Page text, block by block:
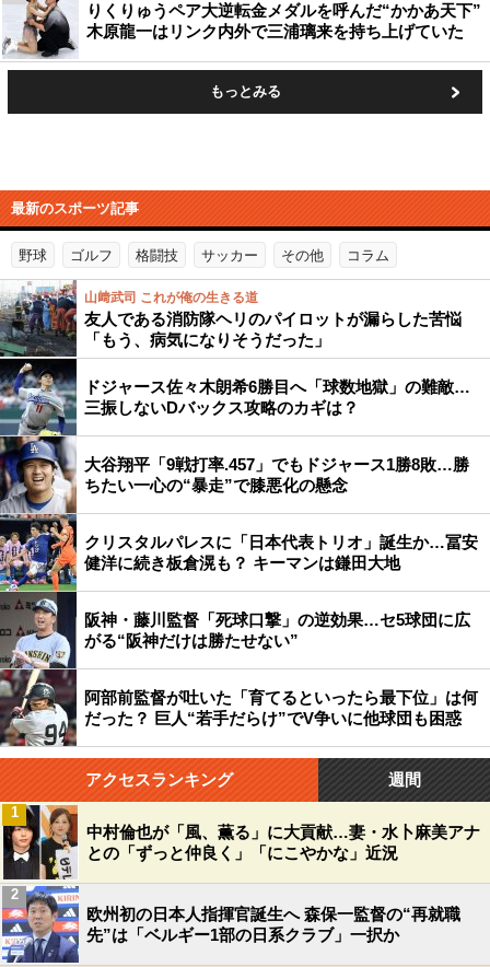
りくりゅうペア大逆転金メダルを呼んだ“かかあ天下”
木原龍一はリンク内外で三浦璃来を持ち上げていた
もっとみる
最新のスポーツ記事
野球 ゴルフ 格闘技 サッカー その他 コラム
山﨑武司 これが俺の生きる道
友人である消防隊ヘリのパイロットが漏らした苦悩
「もう、病気になりそうだった」
ドジャース佐々木朗希6勝目へ「球数地獄」の難敵…
三振しないDバックス攻略のカギは？
大谷翔平「9戦打率.457」でもドジャース1勝8敗…勝
ちたい一心の“暴走”で膝悪化の懸念
クリスタルパレスに「日本代表トリオ」誕生か…冨安
健洋に続き板倉滉も？ キーマンは鎌田大地
阪神・藤川監督「死球口撃」の逆効果…セ5球団に広
がる“阪神だけは勝たせない”
阿部前監督が吐いた「育てるといったら最下位」は何
だった？ 巨人“若手だらけ”でV争いに他球団も困惑
アクセスランキング 週間
中村倫也が「風、薫る」に大貢献…妻・水卜麻美アナ
との「ずっと仲良く」「にこやかな」近況
1
欧州初の日本人指揮官誕生へ 森保一監督の“再就職
先”は「ベルギー1部の日系クラブ」一択か
2